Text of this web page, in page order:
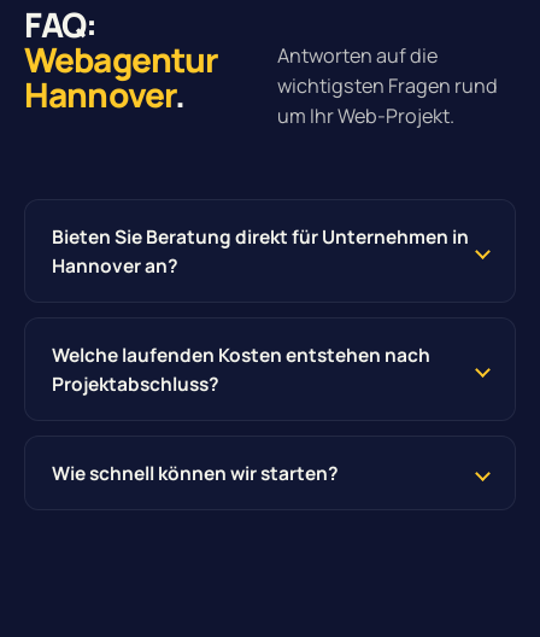
FAQ:
Webagentur
Hannover.
Antworten auf die
wichtigsten Fragen rund
um Ihr Web-Projekt.
Bieten Sie Beratung direkt für Unternehmen in
Hannover an?
Welche laufenden Kosten entstehen nach
Projektabschluss?
Wie schnell können wir starten?